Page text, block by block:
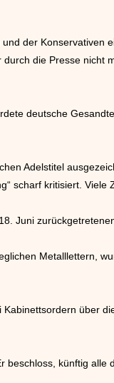
der Konservativen
die Presse nicht
deutsche
Adelstitel
scharf kritisiert. Viele
Juni
Metalllettern,
über
beschloss, künftig alle